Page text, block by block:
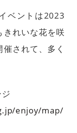
ベントは2023
れいな花を咲
されて、多く
enjoy/map/